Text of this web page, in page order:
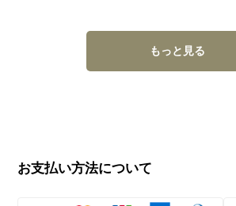
もっと見る
お支払い方法について